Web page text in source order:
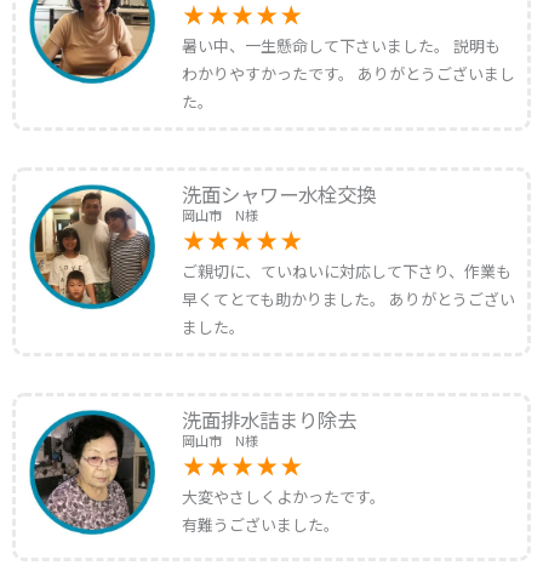
暑い中、一生懸命して下さいました。 説明も
わかりやすかったです。 ありがとうございまし
た。
洗面シャワー水栓交換
岡山市 N様
ご親切に、ていねいに対応して下さり、作業も
早くてとても助かりました。 ありがとうござい
ました。
洗面排水詰まり除去
岡山市 N様
大変やさしくよかったです。
有難うございました。